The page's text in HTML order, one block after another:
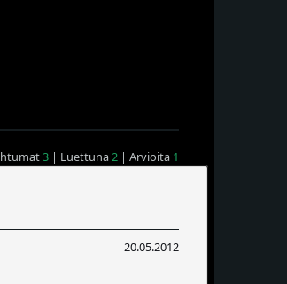
3 | Luettuna2 | Arvioita 1
20.05.2012